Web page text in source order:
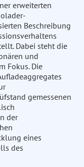
erweiterten
Beschreibung
Dabei steht die
und
Fokus. Die
gemessenen
der
eines
des